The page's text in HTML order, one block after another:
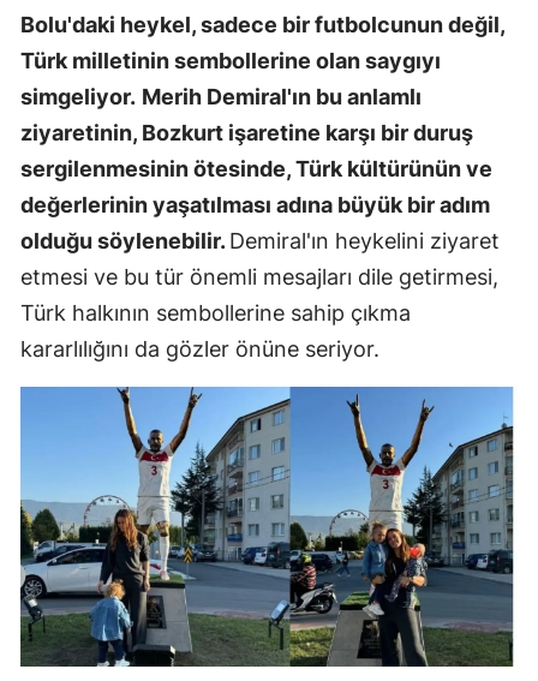
Bolu'daki heykel, sadece bir futbolcunun değil,
Türk milletinin sembollerine olan saygıyı
simgeliyor. Merih Demiral'ın bu anlamlı
ziyaretinin, Bozkurt işaretine karşı bir duruş
sergilenmesinin ötesinde, Türk kültürünün ve
değerlerinin yaşatılması adına büyük bir adım
olduğu söylenebilir.Demiral'ın heykelini ziyaret
etmesi ve bu tür önemli mesajları dile getirmesi,
Türk halkının sembollerine sahip çıkma
kararlılığını da gözler önüne seriyor.